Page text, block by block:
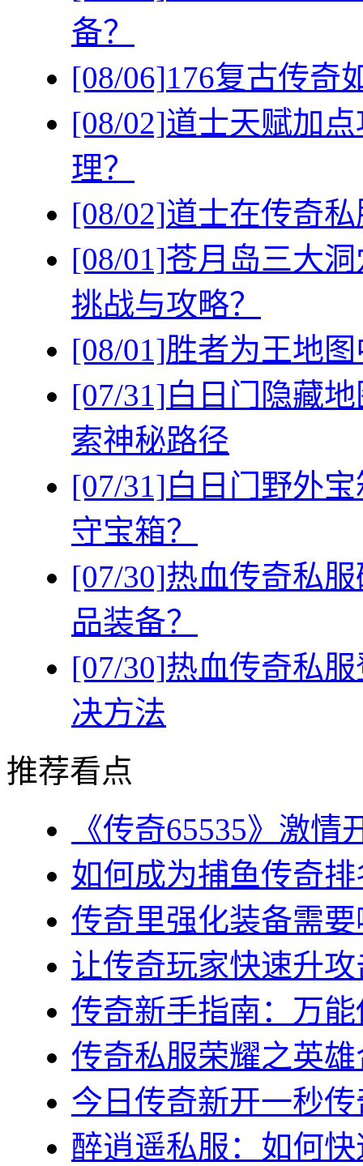
备？
[08/06]176复古传奇
[08/02]道士天赋加
理？
[08/02]道士在传奇
[08/01]苍月岛三大
挑战与攻略？
[08/01]胜者为王地
[07/31]白日门隐藏
索神秘路径
[07/31]白日门野外
守宝箱？
[07/30]热血传奇私
品装备？
[07/30]热血传奇私
决方法
推荐看点
《传奇65535》激
如何成为捕鱼传奇
传奇里强化装备需
让传奇玩家快速升
传奇新手指南：万
传奇私服荣耀之英
今日传奇新开一秒
醉逍遥私服：如何